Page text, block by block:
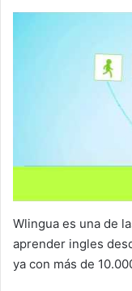
Wlingua es una de
aprender ingles
ya con más de